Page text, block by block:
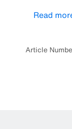
daha fazla
Read
Article